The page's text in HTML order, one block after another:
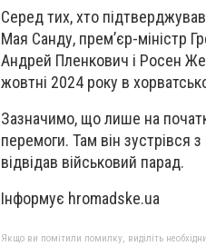
Серед тих, хто
Мая Санду, премʼєр-міністр
Андрей Пленкович і Росен
жовтні 2024 року в
Зазначимо, що лише на
перемоги. Там він зустрівся
відвідав військовий парад.
Інформує hromadske.ua
Якщо ви помітили помилку, виділіть